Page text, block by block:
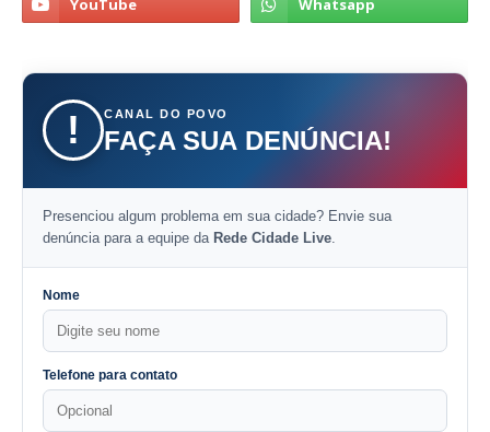
! CANAL DO POVO
FAÇA SUA DENÚNCIA!
Presenciou algum problema em sua cidade? Envie sua
denúncia para a equipe da Rede Cidade Live
Nome
Telefone para contato